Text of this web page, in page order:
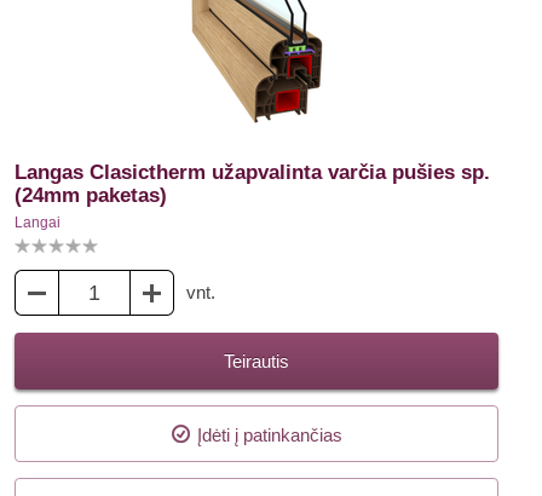
Langas Clasictherm užapvalinta varčia pušies sp.
(24mm paketas)
Langai
vnt.
Teirautis
Įdėti į patinkančias